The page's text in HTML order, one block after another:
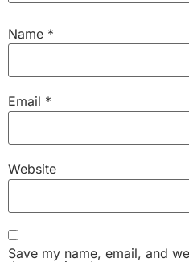
Name *
Email *
Website
Save my name, email, and